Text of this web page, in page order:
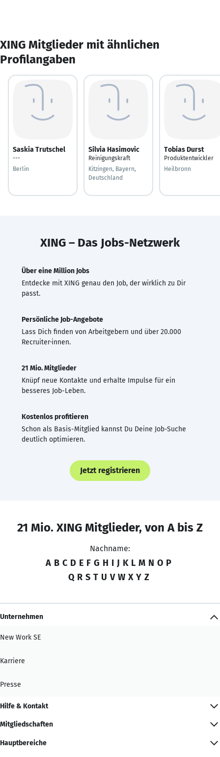
XING Mitglieder mit ähnlichen
Profilangaben
Saskia Trutschel
---
Berlin
Silvia Hasimovic
Reinigungskraft
Kitzingen, Bayern,
Deutschland
Tobias Durst
Produktentwickler
Heilbronn
XING – Das Jobs-Netzwerk
Über eine Million Jobs
Entdecke mit XING genau den Job, der wirklich zu Dir
passt.
Persönliche Job-Angebote
Lass Dich finden von Arbeitgebern und über 20.000
Recruiter·innen.
21 Mio. Mitglieder
Knüpf neue Kontakte und erhalte Impulse für ein
besseres Job-Leben.
Kostenlos profitieren
Schon als Basis-Mitglied kannst Du Deine Job-Suche
deutlich optimieren.
Jetzt registrieren
21 Mio. XING Mitglieder, von A bis Z
Nachname:
A B C D E F G H I J K L M N O P
Q R S T U V W X Y Z
Unternehmen
New Work SE
Karriere
Presse
Hilfe & Kontakt
Mitgliedschaften
Hauptbereiche